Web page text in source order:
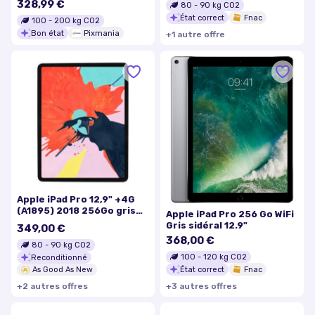
328,99 €
100 - 200 kg CO2
Bon état
Pixmania
80 - 90 kg CO2
État correct
Fnac
+1 autre offre
Apple iPad Pro 12,9" +4G
(A1895) 2018 256Go gris
sidéral - très bon état
349,00 €
80 - 90 kg CO2
Reconditionné
As Good As New
+2 autres offres
Apple iPad Pro 256 Go WiFi
Gris sidéral 12.9"
368,00 €
100 - 120 kg CO2
État correct
Fnac
+3 autres offres